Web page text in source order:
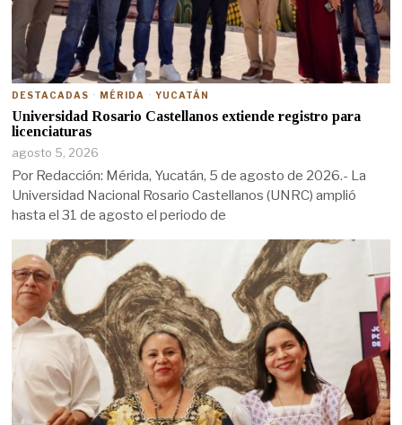
DESTACADAS · MÉRIDA · YUCATÁN
Universidad Rosario Castellanos extiende registro para
licenciaturas
agosto 5, 2026
Por Redacción: Mérida, Yucatán, 5 de agosto de 2026.- La
Universidad Nacional Rosario Castellanos (UNRC) amplió
hasta el 31 de agosto el periodo de